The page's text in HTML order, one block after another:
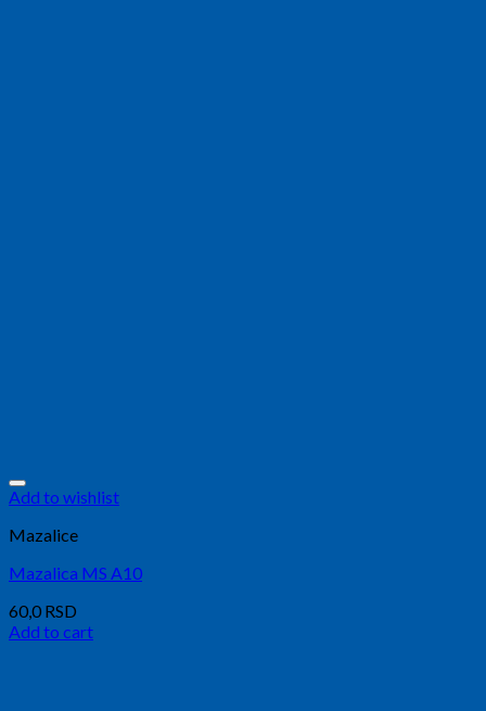
Add to wishlist
Mazalice
Mazalica MS A10
60,0 RSD
Add to cart